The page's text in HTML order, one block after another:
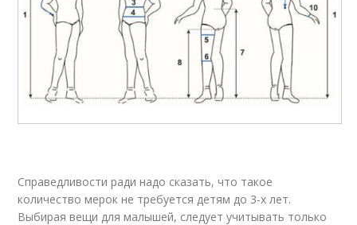
Справедливости ради надо сказать, что такое
количество мерок не требуется детям до 3-х лет.
Выбирая вещи для малышей, следует учитывать только